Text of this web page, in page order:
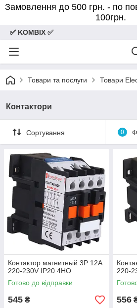
Замовлення до 500 грн. - по
100грн.
✅ KOMBIX ✅
Товари та послуги Товари
Контактори
Сортування 0
Контактор магнитный 3P 12A
220-230V IP20 4НО
Готово до відправки
545 ₴
220-
556